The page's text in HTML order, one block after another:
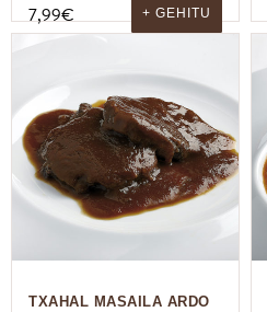
7,99€ + GEHITU
TXAHAL MASAILA ARDO